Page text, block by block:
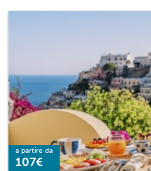
a partire da
107€